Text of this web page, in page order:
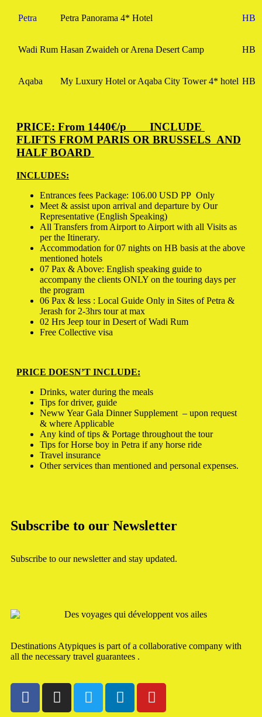
Petra Petra Panorama 4* Hotel HB
Wadi Rum Hasan Zwaideh or Arena Desert Camp HB
Aqaba My Luxury Hotel or Aqaba City Tower 4* hotel HB
PRICE: From 1440€/p INCLUDE
FLIFTS FROM PARIS OR BRUSSELS AND
HALF BOARD
INCLUDES:
Entrances fees Package: 106.00 USD PP Only
Meet & assist upon arrival and departure by Our
Representative (English Speaking)
All Transfers from Airport to Airport with all Visits as
per the Itinerary.
Accommodation for 07 nights on HB basis at the above
mentioned hotels
07 Pax & Above: English speaking guide to
accompany the clients ONLY on the touring days per
the program
06 Pax & less : Local Guide Only in Sites of Petra &
Jerash for 2-3hrs tour at max
02 Hrs Jeep tour in Desert of Wadi Rum
Free Collective visa
PRICE DOESN’T INCLUDE:
Drinks, water during the meals
Tips for driver, guide
Neww Year Gala Dinner Supplement – upon request
& where Applicable
Any kind of tips & Portage throughout the tour
Tips for Horse boy in Petra if any horse ride
Travel insurance
Other services than mentioned and personal expenses.
Subscribe to our Newsletter
Subscribe to our newsletter and stay updated.
Destinations Atypiques is part of a collaborative company with
all the necessary travel guarantees .